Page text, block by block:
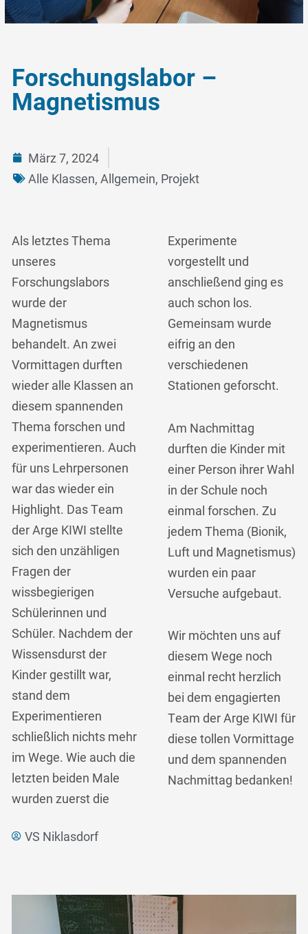
Forschungslabor –
Magnetismus
März 7, 2024
Alle Klassen,Allgemein, Projekt
Als letztes Thema
unseres
Forschungslabors
wurde der
Magnetismus
behandelt. An zwei
Vormittagen durften
wieder alle Klassen an
diesem spannenden
Thema forschen und
experimentieren. Auch
für uns Lehrpersonen
war das wieder ein
Highlight. Das Team
der Arge KIWI stellte
sich den unzähligen
Fragen der
wissbegierigen
Schülerinnen und
Schüler. Nachdem der
Wissensdurst der
Kinder gestillt war,
stand dem
Experimentieren
schließlich nichts mehr
im Wege. Wie auch die
letzten beiden Male
wurden zuerst die
Experimente
vorgestellt und
anschließend ging es
auch schon los.
Gemeinsam wurde
eifrig an den
verschiedenen
Stationen geforscht.
Am Nachmittag
durften die Kinder mit
einer Person ihrer Wahl
in der Schule noch
einmal forschen. Zu
jedem Thema (Bionik,
Luft und Magnetismus)
wurden ein paar
Versuche aufgebaut.
Wir möchten uns auf
diesem Wege noch
einmal recht herzlich
bei dem engagierten
Team der Arge KIWI für
diese tollen Vormittage
und dem spannenden
Nachmittag bedanken!
VS Niklasdorf